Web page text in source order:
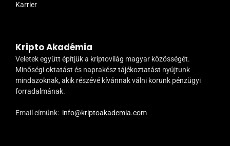
Karrier
Kripto Akadémia
Veletek együtt építjük a kriptovilág magyar közösségét.
Minőségi oktatást és naprakész tájékoztatást nyújtunk
mindazoknak, akik részévé kívánnak válni korunk pénzügyi
forradalmának.
Email címünk: info@kriptoakademia.com